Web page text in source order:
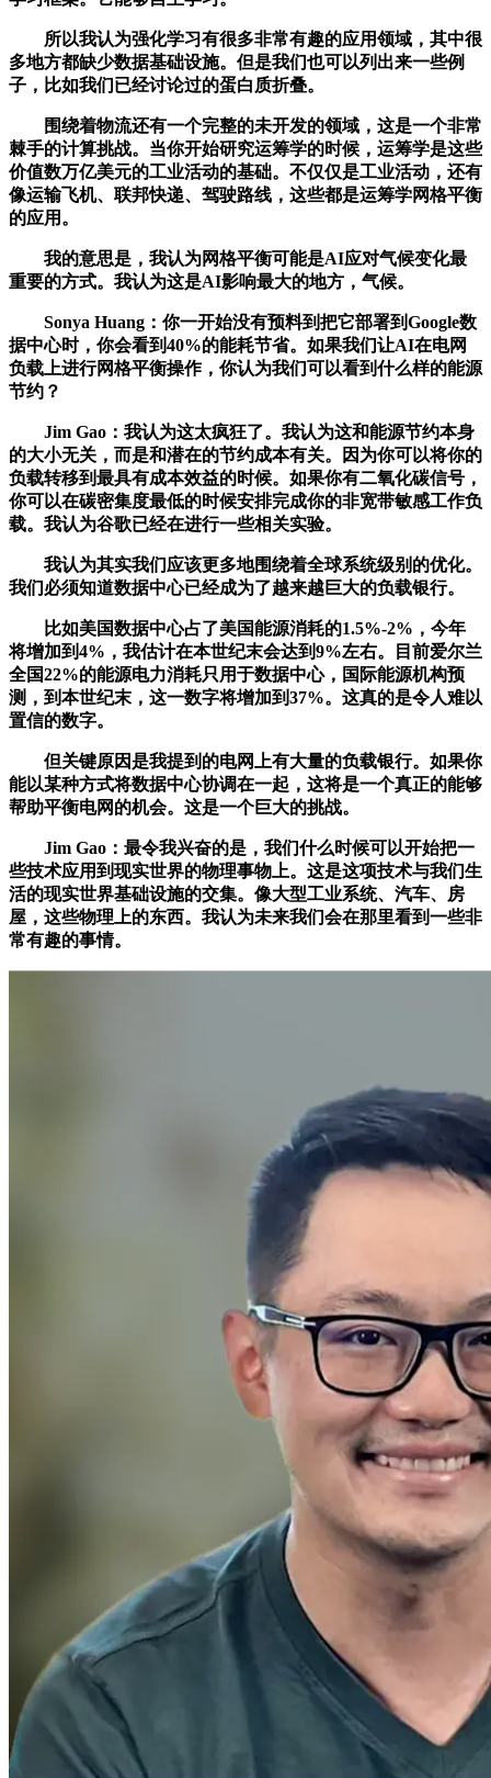
所以我认为强化学习有很多非常有趣的应用领域，其中很
多地方都缺少数据基础设施。但是我们也可以列出来一些例
子，比如我们已经讨论过的蛋白质折叠。
围绕着物流还有一个完整的未开发的领域，这是一个非常
棘手的计算挑战。当你开始研究运筹学的时候，运筹学是这些
价值数万亿美元的工业活动的基础。不仅仅是工业活动，还有
像运输飞机、联邦快递、驾驶路线，这些都是运筹学网格平衡
的应用。
我的意思是，我认为网格平衡可能是AI应对气候变化最
重要的方式。我认为这是AI影响最大的地方，气候。
Sonya Huang：你一开始没有预料到把它部署到Google数
据中心时，你会看到40%的能耗节省。如果我们让AI在电网
负载上进行网格平衡操作，你认为我们可以看到什么样的能源
节约？
Jim Gao：我认为这太疯狂了。我认为这和能源节约本身
的大小无关，而是和潜在的节约成本有关。因为你可以将你的
负载转移到最具有成本效益的时候。如果你有二氧化碳信号，
你可以在碳密集度最低的时候安排完成你的非宽带敏感工作负
载。我认为谷歌已经在进行一些相关实验。
我认为其实我们应该更多地围绕着全球系统级别的优化。
我们必须知道数据中心已经成为了越来越巨大的负载银行。
比如美国数据中心占了美国能源消耗的1.5%-2%，今年
将增加到4%，我估计在本世纪末会达到9%左右。目前爱尔兰
全国22%的能源电力消耗只用于数据中心，国际能源机构预
测，到本世纪末，这一数字将增加到37%。这真的是令人难以
置信的数字。
但关键原因是我提到的电网上有大量的负载银行。如果你
能以某种方式将数据中心协调在一起，这将是一个真正的能够
帮助平衡电网的机会。这是一个巨大的挑战。
Jim Gao：最令我兴奋的是，我们什么时候可以开始把一
些技术应用到现实世界的物理事物上。这是这项技术与我们生
活的现实世界基础设施的交集。像大型工业系统、汽车、房
屋，这些物理上的东西。我认为未来我们会在那里看到一些非
常有趣的事情。